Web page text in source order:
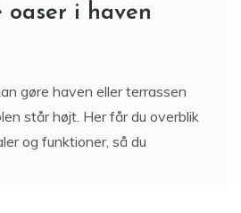
i haven
gøre haven eller terrassen
står højt. Her får du overblik
og funktioner, så du